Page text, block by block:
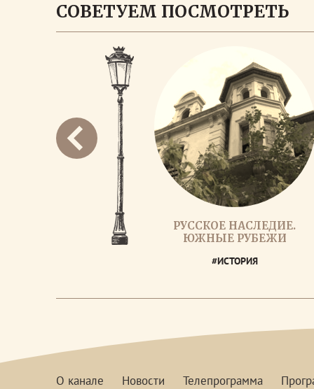
СОВЕТУЕМ ПОСМОТРЕТЬ
РУССКОЕ НАСЛЕДИЕ.
ЮЖНЫЕ РУБЕЖИ
#ИСТОРИЯ
О канале Новости Телепрограмма